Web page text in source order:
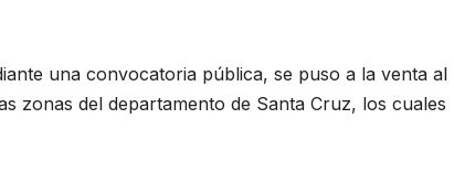
una convocatoria pública, se puso a la venta al
zonas del departamento de Santa Cruz, los cuales